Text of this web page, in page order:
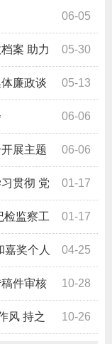
06-05
05-30
案 助力
05-13
廉政谈
06-06
06-06
展主题
01-17
贯彻 党
01-17
检监察工
04-25
嘉奖个人
10-28
件审核
10-26
风 持之